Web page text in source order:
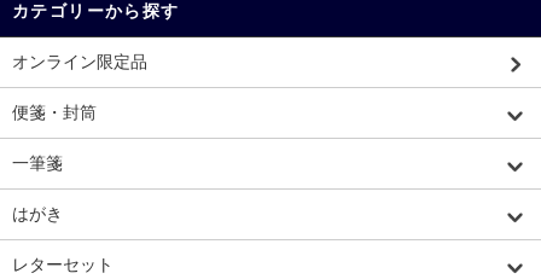
カテゴリーから探す
オンライン限定品
便箋・封筒
一筆箋
はがき
レターセット